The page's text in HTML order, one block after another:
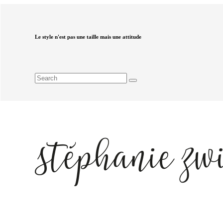
Le style n'est pas une taille mais une attitude